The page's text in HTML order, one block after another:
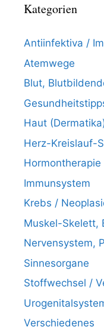
Kategorien
Antiinfektiva /
Atemwege
Blut,
Haut
Herz-Kreislauf-
Hormontherapie
Immunsystem
Krebs /
Muskel-Skelett,
Nervensystem,
Sinnesorgane
Stoffwechsel /
Verschiedenes